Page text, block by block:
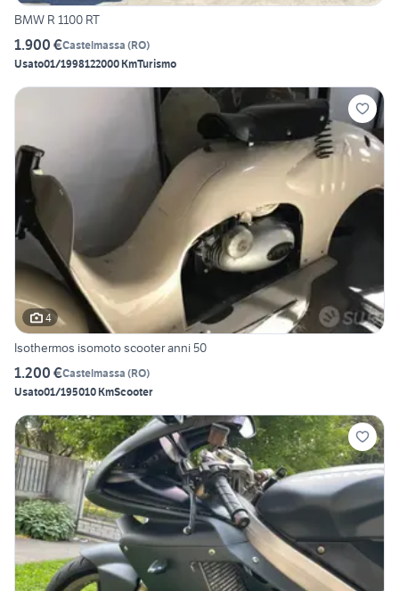
BMW R 1100 RT
1.900 €Castelmassa (RO)
Usato01/1998122000 KmTurismo
4
Isothermos isomoto scooter anni 50
1.200 €Castelmassa (RO)
Usato01/195010 KmScooter